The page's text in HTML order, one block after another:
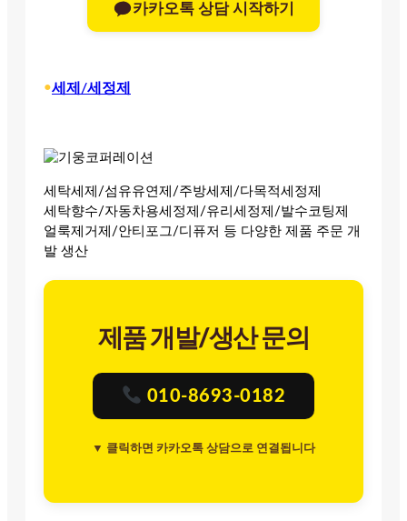
카카오톡 상담 시작하기
•세제/세정제
세탁세제/섬유유연제/주방세제/다목적세정제
세탁향수/자동차용세정제/유리세정제/발수코팅제
얼룩제거제/안티포그/디퓨저 등 다양한 제품 주문 개
발 생산
제품 개발/생산 문의
010-8693-0182
▼ 클릭하면 카카오톡 상담으로 연결됩니다